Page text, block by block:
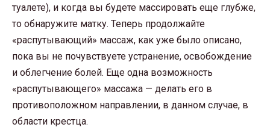
туалете), и когда вы будете массировать еще глубже,
то обнаружите матку. Теперь продолжайте
«распутывающий» массаж, как уже было описано,
пока вы не почувствуете устранение, освобождение
и облегчение болей. Еще одна возможность
«распутывающего» массажа — делать его в
противоположном направлении, в данном случае, в
области крестца.